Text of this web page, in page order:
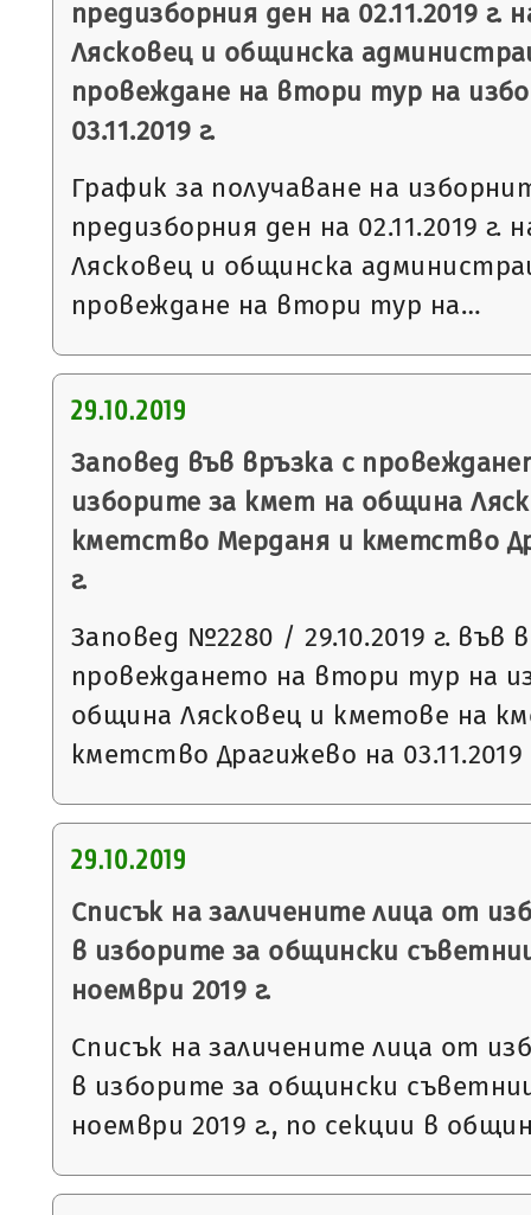
предизборния ден на 02.11.2019
Лясковец и общинска
провеждане на втори тур на
03.11.2019 г.
График за получаване на
предизборния ден на 02.11.2019
Лясковец и общинска
провеждане на втори тур на…
29.10.2019
Заповед във връзка с
изборите за кмет на община
кметство Мерданя и кметство
г.
Заповед №2280 / 29.10.2019 г. във
провеждането на втори тур на
община Лясковец и кметове на
кметство Драгижево на 03.11.2019
29.10.2019
Списък на заличените лица от
в изборите за общински
ноември 2019 г.
Списък на заличените лица от
в изборите за общински
ноември 2019 г., по секции в